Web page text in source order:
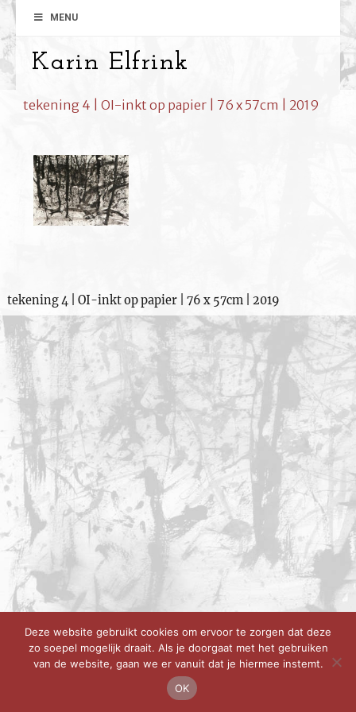
MENU
Karin Elfrink
tekening 4 | OI-inkt op papier | 76 x 57cm | 2019
tekening 4 | OI-inkt op papier | 76 x 57cm | 2019
Deze website gebruikt cookies om ervoor te zorgen dat deze
zo soepel mogelijk draait. Als je doorgaat met het gebruiken
van de website, gaan we er vanuit dat je hiermee instemt.
OK